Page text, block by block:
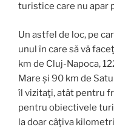
turistice care nu apar
Un astfel de loc, pe
unul în care să vă
km de Cluj-Napoca,
Mare și 90 km de
îl vizitaţi, atât pentru
pentru obiectivele
la doar câţiva